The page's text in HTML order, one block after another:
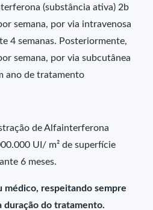
(substância ativa) 2b
semana, por via intravenosa
4 semanas. Posteriormente,
semana, por via subcutânea
ano de tratamento
de Alfainterferona
UI/ m² de superfície
6 meses.
médico, respeitando sempre
duração do tratamento.